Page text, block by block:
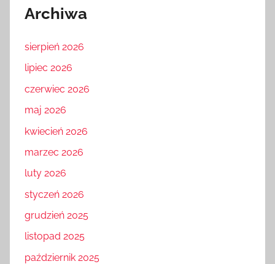
Archiwa
sierpień 2026
lipiec 2026
czerwiec 2026
maj 2026
kwiecień 2026
marzec 2026
luty 2026
styczeń 2026
grudzień 2025
listopad 2025
październik 2025